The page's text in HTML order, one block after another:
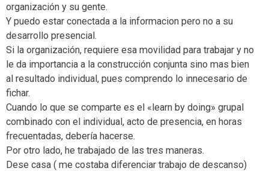
organización y su gente.
Y puedo estar conectada a la informacion pero no a su
desarrollo presencial.
Si la organización, requiere esa movilidad para trabajar y no
le da importancia a la construcción conjunta sino mas bien
al resultado individual, pues comprendo lo innecesario de
fichar.
Cuando lo que se comparte es el «learn by doing» grupal
combinado con el individual, acto de presencia, en horas
frecuentadas, debería hacerse.
Por otro lado, he trabajado de las tres maneras.
Dese casa ( me costaba diferenciar trabajo de descanso)